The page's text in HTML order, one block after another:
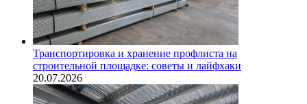
Транспортировка и хранение профлиста на
строительной площадке: советы и лайфхаки
20.07.2026